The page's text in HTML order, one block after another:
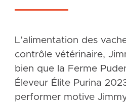
L’alimentation des
contrôle vétérinaire,
bien que la Ferme
Éleveur Élite Purina
performer motive Jimmy